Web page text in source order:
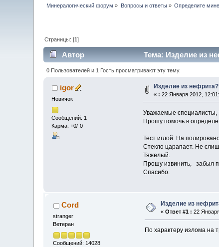
Минералогический форум » Вопросы и ответы» Определите
Страницы: [1]
Автор Тема: Изделие из
0 Пользователей и 1 Гость просматривают эту тему.
igor
Новичок
Сообщений: 1
Карма: +0/-0
Изделие из нефрита?
« : 22 Января 2012,
Уважаемые специалисты,
Прошу помочь в
Тест иглой: На
Стекло царапает. Не
Тяжелый.
Прошу извинить, забыл
Спасибо.
Cord
stranger
Ветеран
Сообщений: 14028
Изделие из
«Ответ #1 : 22
По характеру излома на